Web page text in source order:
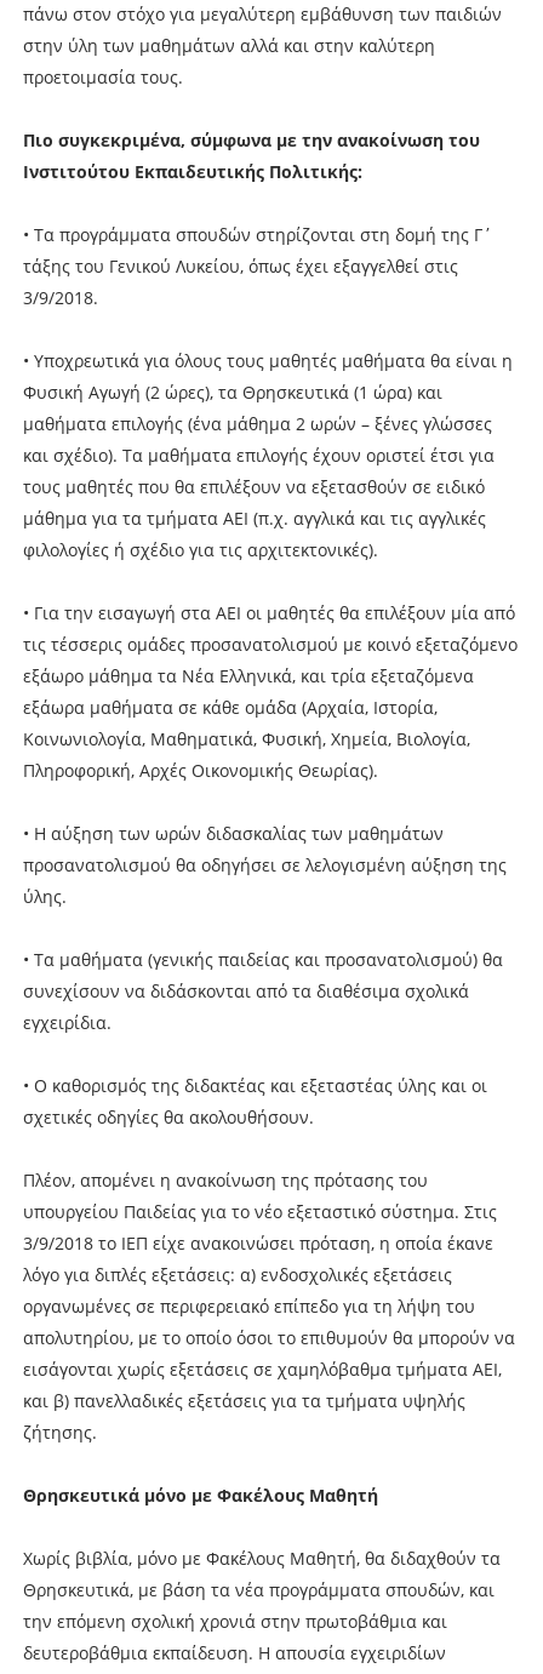
πάνω στον στόχο για μεγαλύτερη εμβάθυνση των παιδιών
στην ύλη των μαθημάτων αλλά και στην καλύτερη
προετοιμασία τους.
Πιο συγκεκριμένα, σύμφωνα με την ανακοίνωση του
Ινστιτούτου Εκπαιδευτικής Πολιτικής:
• Τα προγράμματα σπουδών στηρίζονται στη δομή της Γ΄
τάξης του Γενικού Λυκείου, όπως έχει εξαγγελθεί στις
3/9/2018.
• Υποχρεωτικά για όλους τους μαθητές μαθήματα θα είναι η
Φυσική Αγωγή (2 ώρες), τα Θρησκευτικά (1 ώρα) και
μαθήματα επιλογής (ένα μάθημα 2 ωρών – ξένες γλώσσες
και σχέδιο). Τα μαθήματα επιλογής έχουν οριστεί έτσι για
τους μαθητές που θα επιλέξουν να εξετασθούν σε ειδικό
μάθημα για τα τμήματα ΑΕΙ (π.χ. αγγλικά και τις αγγλικές
φιλολογίες ή σχέδιο για τις αρχιτεκτονικές).
• Για την εισαγωγή στα ΑΕΙ οι μαθητές θα επιλέξουν μία από
τις τέσσερις ομάδες προσανατολισμού με κοινό εξεταζόμενο
εξάωρο μάθημα τα Νέα Ελληνικά, και τρία εξεταζόμενα
εξάωρα μαθήματα σε κάθε ομάδα (Αρχαία, Ιστορία,
Κοινωνιολογία, Μαθηματικά, Φυσική, Χημεία, Βιολογία,
Πληροφορική, Αρχές Οικονομικής Θεωρίας).
• H αύξηση των ωρών διδασκαλίας των μαθημάτων
προσανατολισμού θα οδηγήσει σε λελογισμένη αύξηση της
ύλης.
• Τα μαθήματα (γενικής παιδείας και προσανατολισμού) θα
συνεχίσουν να διδάσκονται από τα διαθέσιμα σχολικά
εγχειρίδια.
• Ο καθορισμός της διδακτέας και εξεταστέας ύλης και οι
σχετικές οδηγίες θα ακολουθήσουν.
Πλέον, απομένει η ανακοίνωση της πρότασης του
υπουργείου Παιδείας για το νέο εξεταστικό σύστημα. Στις
3/9/2018 το ΙΕΠ είχε ανακοινώσει πρόταση, η οποία έκανε
λόγο για διπλές εξετάσεις: α) ενδοσχολικές εξετάσεις
οργανωμένες σε περιφερειακό επίπεδο για τη λήψη του
απολυτηρίου, με το οποίο όσοι το επιθυμούν θα μπορούν να
εισάγονται χωρίς εξετάσεις σε χαμηλόβαθμα τμήματα ΑΕΙ,
και β) πανελλαδικές εξετάσεις για τα τμήματα υψηλής
ζήτησης.
Θρησκευτικά μόνο με Φακέλους Μαθητή
Χωρίς βιβλία, μόνο με Φακέλους Μαθητή, θα διδαχθούν τα
Θρησκευτικά, με βάση τα νέα προγράμματα σπουδών, και
την επόμενη σχολική χρονιά στην πρωτοβάθμια και
δευτεροβάθμια εκπαίδευση. Η απουσία εγχειριδίων